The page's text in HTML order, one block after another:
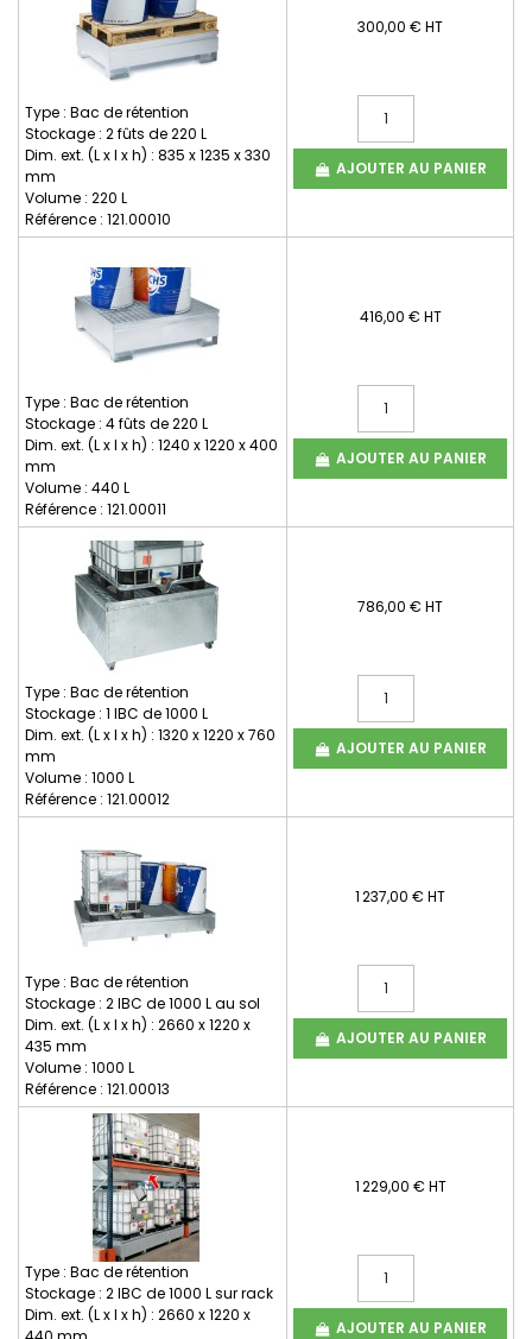
Type : Bac de rétention
Stockage : 2 fûts de 220 L
Dim. ext. (L x l x h) : 835 x 1235 x 330
mm
Volume : 220 L
Référence : 121.00010
300,00 € HT
AJOUTER AU PANIER
Type : Bac de rétention
Stockage : 4 fûts de 220 L
Dim. ext. (L x l x h) : 1240 x 1220 x 400
mm
Volume : 440 L
Référence : 121.00011
416,00 € HT
AJOUTER AU PANIER
Type : Bac de rétention
Stockage : 1 IBC de 1000 L
Dim. ext. (L x l x h) : 1320 x 1220 x 760
mm
Volume : 1000 L
Référence : 121.00012
786,00 € HT
AJOUTER AU PANIER
Type : Bac de rétention
Stockage : 2 IBC de 1000 L au sol
Dim. ext. (L x l x h) : 2660 x 1220 x
435 mm
Volume : 1000 L
Référence : 121.00013
1 237,00 € HT
AJOUTER AU PANIER
Type : Bac de rétention
Stockage : 2 IBC de 1000 L sur rack
Dim. ext. (L x l x h) : 2660 x 1220 x
1 229,00 € HT
AJOUTER AU PANIER